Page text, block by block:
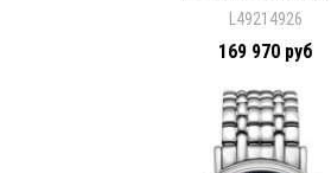
L49214926
169 970 руб